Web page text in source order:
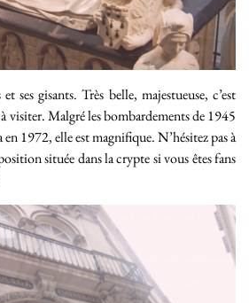
ses gisants. Très belle, majestueuse, c’est
visiter. Malgré les bombardements de 1945
en 1972, elle est magnifique. N’hésitez pas à
située dans la crypte si vous êtes fans